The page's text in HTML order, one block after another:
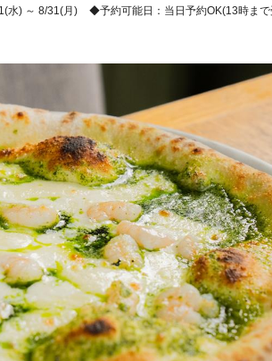
水) ～ 8/31(月) 予約可能日：当日予約OK(13時ま